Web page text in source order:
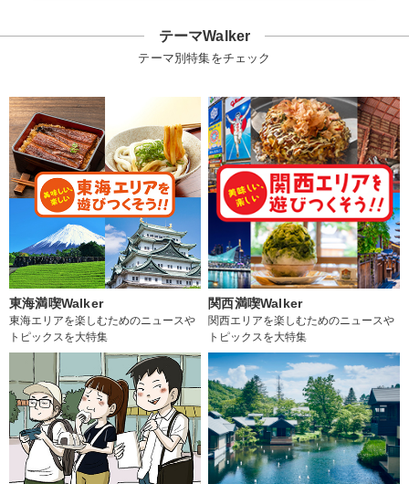
テーマWalker
テーマ別特集をチェック
東海満喫Walker
東海エリアを楽しむためのニュースや
トピックスを大特集
関西満喫Walker
関西エリアを楽しむためのニュースや
トピックスを大特集